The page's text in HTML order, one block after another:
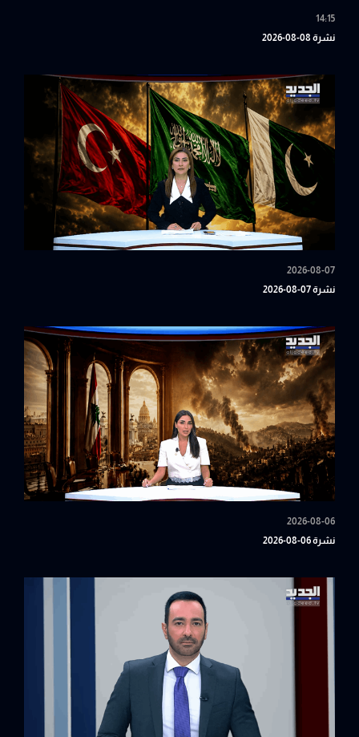
14:15
نشرة 08-08-2026
2026-08-07
نشرة 07-08-2026
2026-08-06
نشرة 06-08-2026